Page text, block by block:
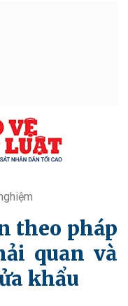
theo pháp
quan và
khẩu